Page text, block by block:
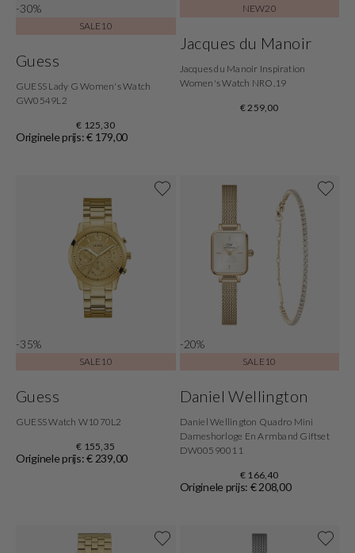
-30%
SALE10
Guess
GUESS Lady G Women's Watch
GW0549L2
€ 125,30
Originele prijs: € 179,00
NEW20
Jacques du Manoir
Jacques du Manoir Inspiration
Women's Watch NRO.19
€ 259,00
-35%
SALE10
Guess
GUESS Watch W1070L2
€ 155,35
Originele prijs: € 239,00
-20%
SALE10
Daniel Wellington
Daniel Wellington Quadro Mini
Dameshorloge En Armband Giftset
DW00590011
€ 166,40
Originele prijs: € 208,00